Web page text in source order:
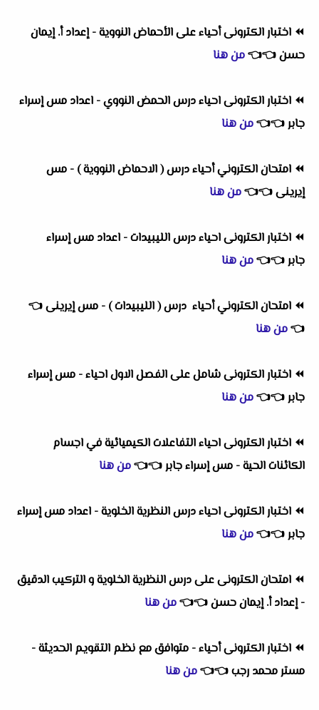
⏪ اختبار الكترونى أحياء على الأحماض النووية - إعداد أ. إيمان
حسن👈
👈من هنا
⏪ اختبار الكترونى احياء درس الحمض النووي - اعداد مس إسراء
جابر👈
👈من هنا
⏪ امتحان الكتروني أحياء درس ( الاحماض النووية ) - مس
إيرينى👈
👈من هنا
⏪ اختبار الكترونى احياء درس الليبيدات - اعداد مس إسراء
جابر👈
👈من هنا
⏪ امتحان الكتروني أحياء درس ( الليبيدات ) - مس إيرينى👈
👈من هنا
⏪ اختبار الكترونى شامل على الفصل الاول احياء - مس إسراء
جابر👈
👈من هنا
⏪ اختبار الكترونى احياء التفاعلات الكيميائية في اجسام
الكائنات الحية - مس إسراء جابر👈
👈من هنا
⏪ اختبار الكترونى احياء درس النظرية الخلوية - اعداد مس إسراء
جابر👈
👈من هنا
⏪ امتحان الكترونى على درس النظرية الخلوية و التركيب الدقيق
- إعداد أ. إيمان حسن👈
👈من هنا
⏪ اختبار الكترونى أحياء - متوافق مع نظم التقويم الحديثة -
مستر محمد رجب👈
👈من هنا